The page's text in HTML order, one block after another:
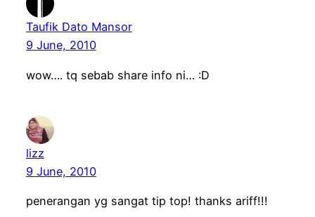
Taufik Dato Mansor
9 June, 2010
wow…. tq sebab share info ni… :D
lizz
9 June, 2010
penerangan yg sangat tip top! thanks ariff!!!